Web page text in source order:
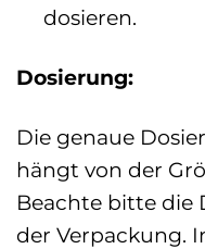
dosieren.
Dosierung:
Die genaue
hängt von der
Beachte bitte die
der Verpackung.